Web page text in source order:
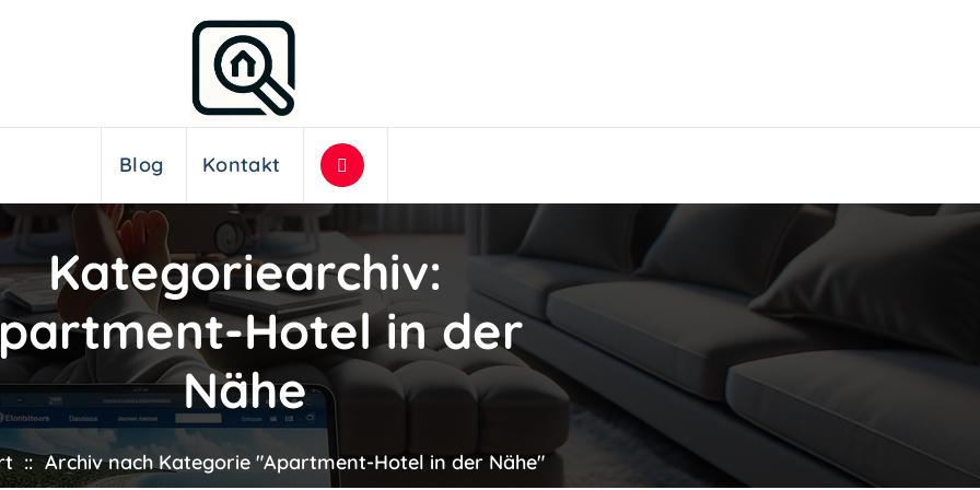
Blog Kontakt
Kategoriearchiv:
Hotel in der
Nähe
:: Archiv nach Kategorie "Apartment-Hotel in der Nähe"